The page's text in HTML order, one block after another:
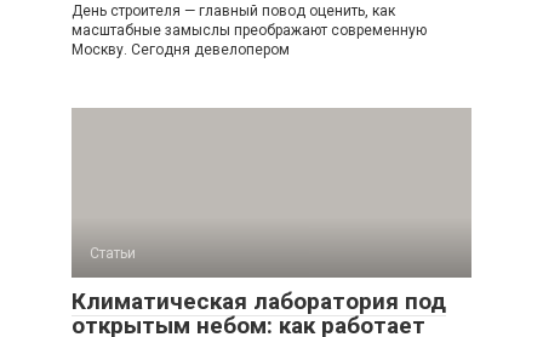
День строителя — главный повод оценить, как
масштабные замыслы преображают современную
Москву. Сегодня девелопером
Статьи
Климатическая лаборатория под
открытым небом: как работает